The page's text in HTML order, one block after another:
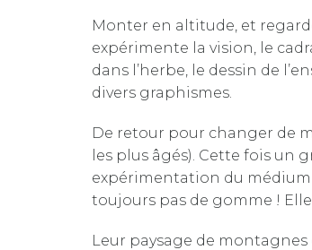
Monter en altitude, et
expérimente la vision, le
dans l’herbe, le dessin de
divers graphismes.
De retour pour changer de
les plus âgés). Cette fois un
expérimentation du médium
toujours pas de gomme !
Leur paysage de